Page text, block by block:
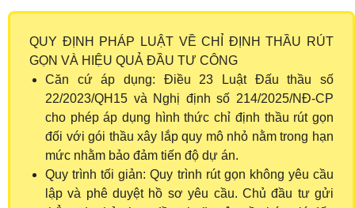
QUY ĐỊNH PHÁP LUẬT VỀ CHỈ ĐỊNH THẦU RÚT
GỌN VÀ HIỆU QUẢ ĐẦU TƯ CÔNG
Căn cứ áp dụng: Điều 23 Luật Đấu thầu số
22/2023/QH15 và Nghị định số 214/2025/NĐ-CP
cho phép áp dụng hình thức chỉ định thầu rút gọn
đối với gói thầu xây lắp quy mô nhỏ nằm trong hạn
mức nhằm bảo đảm tiến độ dự án.
Quy trình tối giản: Quy trình rút gọn không yêu cầu
lập và phê duyệt hồ sơ yêu cầu. Chủ đầu tư gửi